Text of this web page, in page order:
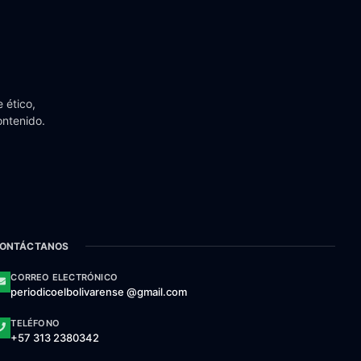
ético,
CORREO ELECTRÓNICO
periodicoelbolivarense @gmail.com
TELÉFONO
+57 313 2380342